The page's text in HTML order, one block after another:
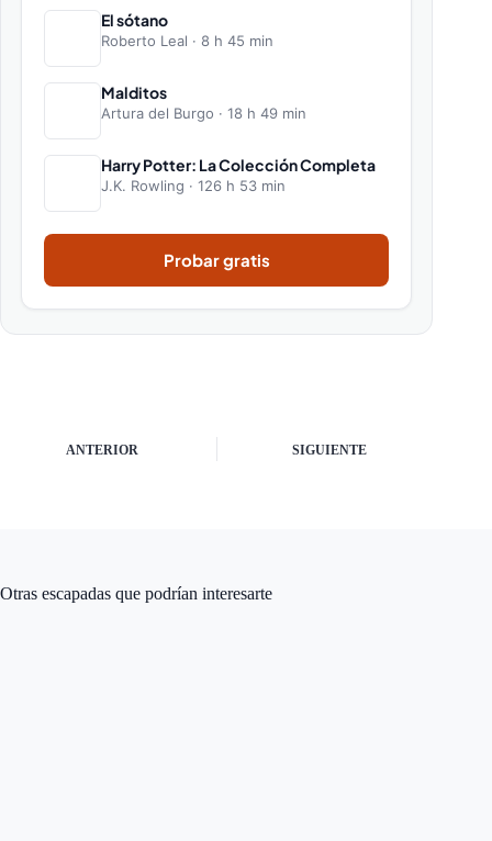
El sótano
Roberto Leal · 8 h 45 min
Malditos
Artura del Burgo · 18 h 49 min
Harry Potter: La Colección Completa
J.K. Rowling · 126 h 53 min
Probar gratis
ANTERIOR SIGUIENTE
Otras escapadas que podrían interesarte